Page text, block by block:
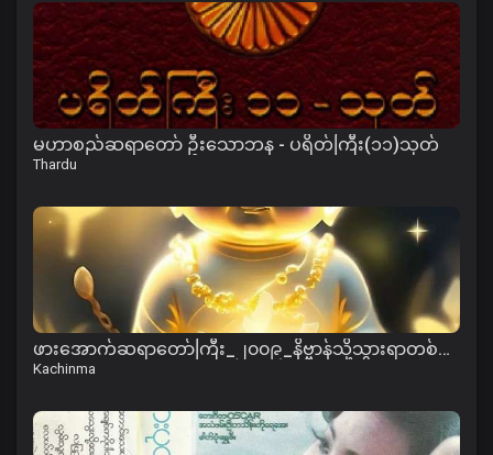
မဟာစည်ဆရာတော် ဦးသောဘန - ပရိတ်ကြီး(၁၁)သုတ်
Thardu
ဖားအောက်ဆရာတော်ကြီး_၂၀၀၉_နိဗ္ဗာန်သို့သွားရာတစ်ကြောင်းတည်းသောလမ်း-အပိုင်း-၀၁.mp3
Kachinma